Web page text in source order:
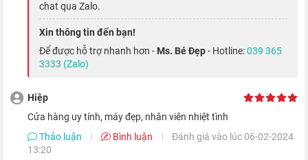
nghiệm mượt mà đến khó tin.
Hiệu năng không đối thủ với Apple A15
iPhone 13 Pro Max 128GB
A15 Bionic, với khả năng xử lý CPU và GPU mạnh hơn đến 50%
giúp mọi tác vụ phức tạp đều được xử lý trong chớp mắt, ứng
chat qua Zalo.
Xin thông tin đến bạn!
Để được hỗ trợ nhanh hơn - Ms. Bé Đẹp- Hotline:039 365
3333 (Zalo)
Hiệp
cửa hàng uy tính, máy đẹp, nhân viên nhiệt tình
Thảo luận
Bình luận
Đánh giá vào lúc 06-02-2024
13:20